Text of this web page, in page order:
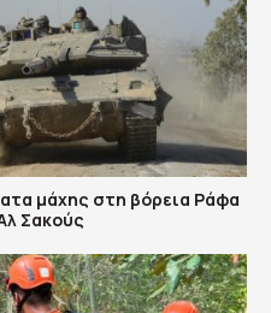
μάχης στη βόρεια Ράφα
Σακούς